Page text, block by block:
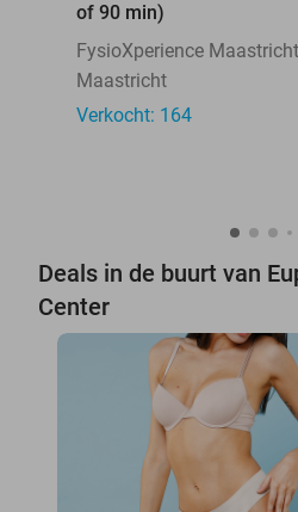
of 90 min)
FysioXperience Maastricht
Maastricht
Verkocht: 164
Deals in de buurt van
Center